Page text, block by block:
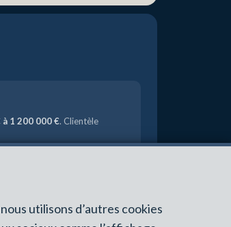
1 200 000 €. Clientèle
utilisons d’autres cookies